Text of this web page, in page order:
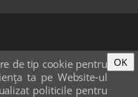
de tip cookie pentru
ta pe Website-ul
politicile pentru
OK
publicitate
URI & GDPR